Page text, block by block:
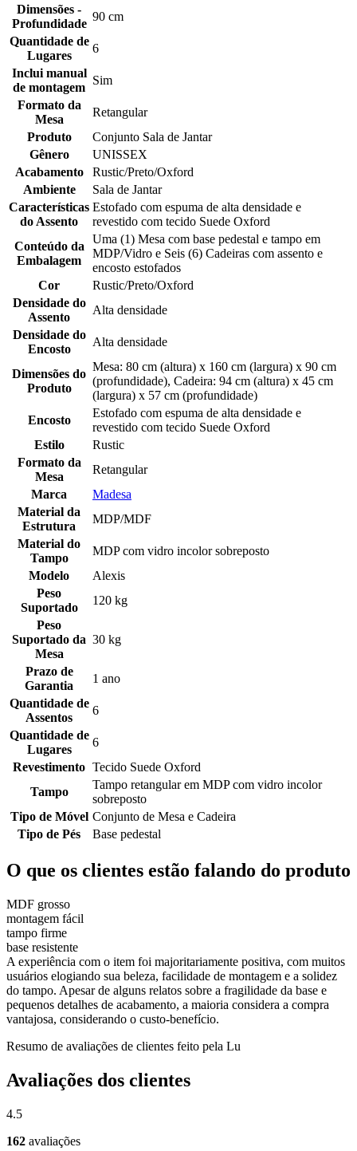
Dimensões -
Profundidade
90 cm
Quantidade de
Lugares
6
Inclui manual
de montagem
Sim
Formato da
Mesa
Retangular
Produto
Conjunto Sala de Jantar
Gênero
UNISSEX
Acabamento
Rustic/Preto/Oxford
Ambiente
Sala de Jantar
Características
do Assento
Estofado com espuma de alta densidade e
revestido com tecido Suede Oxford
Conteúdo da
Embalagem
Uma (1) Mesa com base pedestal e tampo em
MDP/Vidro e Seis (6) Cadeiras com assento e
encosto estofados
Cor
Rustic/Preto/Oxford
Densidade do
Assento
Alta densidade
Densidade do
Encosto
Alta densidade
Dimensões do
Produto
Mesa: 80 cm (altura) x 160 cm (largura) x 90 cm
(profundidade), Cadeira: 94 cm (altura) x 45 cm
(largura) x 57 cm (profundidade)
Encosto
Estofado com espuma de alta densidade e
revestido com tecido Suede Oxford
Estilo
Rustic
Formato da
Mesa
Retangular
Marca
Madesa
Material da
Estrutura
MDP/MDF
Material do
Tampo
MDP com vidro incolor sobreposto
Modelo
Alexis
Peso
Suportado
120 kg
Peso
Suportado da
Mesa
30 kg
Prazo de
Garantia
1 ano
Quantidade de
Assentos
6
Quantidade de
Lugares
6
Revestimento Tecido Suede Oxford
Tampo
Tampo retangular em MDP com vidro incolor
sobreposto
Tipo de Móvel Conjunto de Mesa e Cadeira
Tipo de Pés
Base pedestal
O que os clientes estão falando do produto
MDF grosso
montagem fácil
tampo firme
base resistente
A experiência com o item foi majoritariamente positiva, com muitos
usuários elogiando sua beleza, facilidade de montagem e a solidez
do tampo. Apesar de alguns relatos sobre a fragilidade da base e
pequenos detalhes de acabamento, a maioria considera a compra
vantajosa, considerando o custo-benefício.
Resumo de avaliações de clientes feito pela Lu
Avaliações dos clientes
4.5
162 avaliações